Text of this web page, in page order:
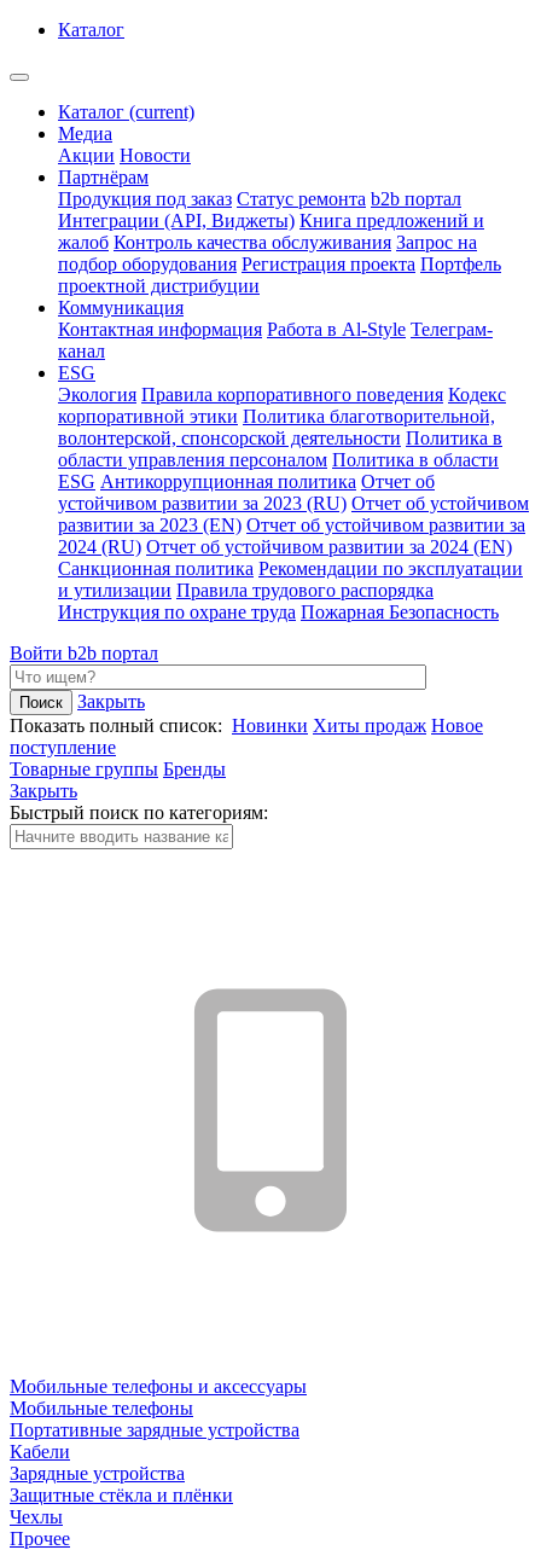
Каталог
Каталог (current)
Медиа
Акции Новости
Партнёрам
Продукция под заказ Статус ремонта b2b портал
Интеграции (API, Виджеты) Книга предложений и
жалоб Контроль качества обслуживания Запрос на
подбор оборудования Регистрация проекта Портфель
проектной дистрибуции
Коммуникация
Контактная информация Работа в Al-Style Телеграм-
канал
ESG
Экология Правила корпоративного поведения Кодекс
корпоративной этики Политика благотворительной,
волонтерской, спонсорской деятельности Политика в
области управления персоналом Политика в области
ESG Антикоррупционная политика Отчет об
устойчивом развитии за 2023 (RU) Отчет об устойчивом
развитии за 2023 (EN) Отчет об устойчивом развитии за
2024 (RU) Отчет об устойчивом развитии за 2024 (EN)
Санкционная политика Рекомендации по эксплуатации
и утилизации Правила трудового распорядка
Инструкция по охране труда Пожарная Безопасность
Войти b2b портал
Закрыть
Показать полный список: Новинки Хиты продаж Новое
поступление
Товарные группы Бренды
Закрыть
Быстрый поиск по категориям:
Мобильные телефоны и аксессуары
Мобильные телефоны
Портативные зарядные устройства
Кабели
Зарядные устройства
Защитные стёкла и плёнки
Чехлы
Прочее